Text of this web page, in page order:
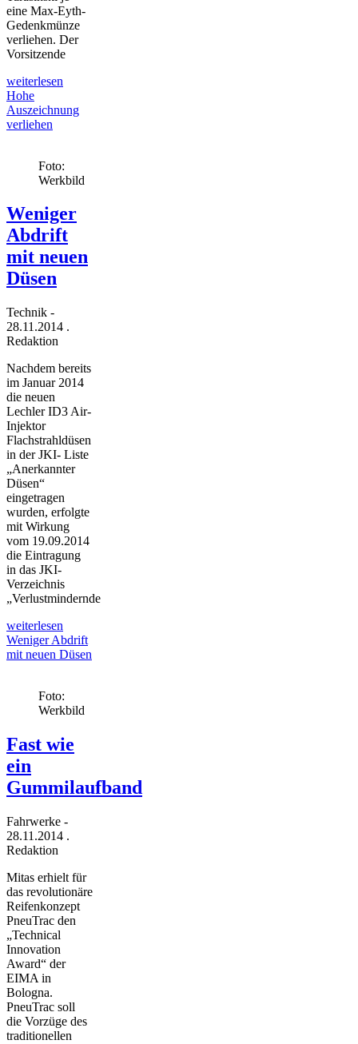
eine Max-Eyth-
Gedenkmünze
verliehen. Der
Vorsitzende
weiterlesen
Hohe
Auszeichnung
verliehen
Foto:
Werkbild
Weniger
Abdrift
mit neuen
Düsen
Technik -
28.11.2014 .
Redaktion
Nachdem bereits
im Januar 2014
die neuen
Lechler ID3 Air-
Injektor
Flachstrahldüsen
in der JKI- Liste
„Anerkannter
Düsen“
eingetragen
wurden, erfolgte
mit Wirkung
vom 19.09.2014
die Eintragung
in das JKI-
Verzeichnis
„Verlustmindernde
weiterlesen
Weniger Abdrift
mit neuen Düsen
Foto:
Werkbild
Fast wie
ein
Gummilaufband
Fahrwerke -
28.11.2014 .
Redaktion
Mitas erhielt für
das revolutionäre
Reifenkonzept
PneuTrac den
„Technical
Innovation
Award“ der
EIMA in
Bologna.
PneuTrac soll
die Vorzüge des
traditionellen